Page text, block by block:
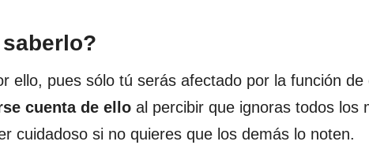
ello, pues sólo tú serás afectado por la función de
cuenta de ello al percibir que ignoras todos los
cuidadoso si no quieres que los demás lo noten.